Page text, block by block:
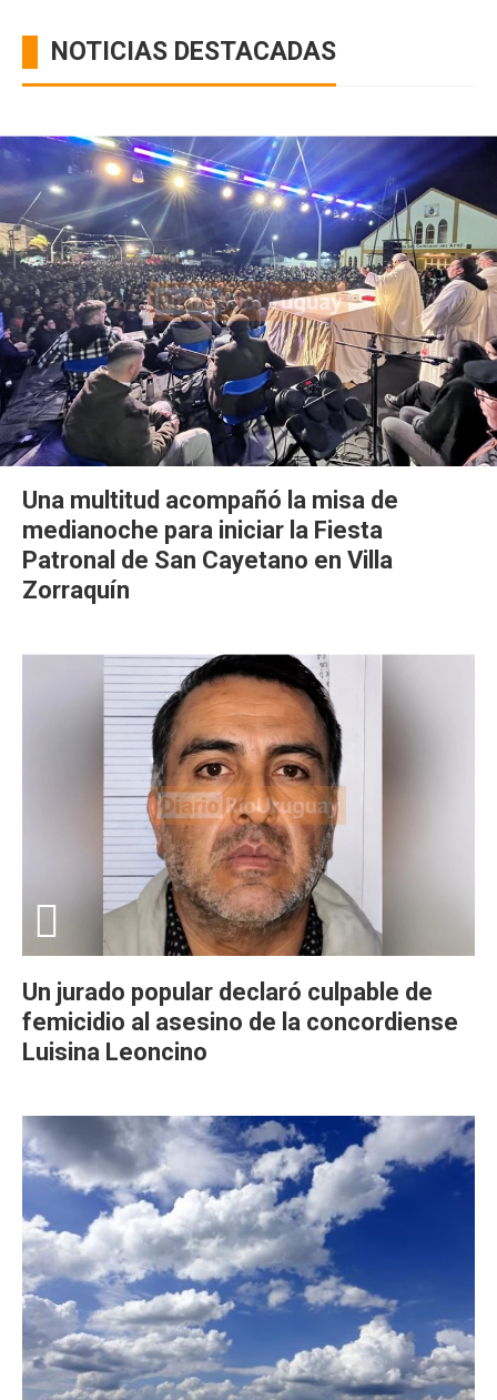
NOTICIAS DESTACADAS
Una multitud acompañó la misa de
medianoche para iniciar la Fiesta
Patronal de San Cayetano en Villa
Zorraquín
Un jurado popular declaró culpable de
femicidio al asesino de la concordiense
Luisina Leoncino